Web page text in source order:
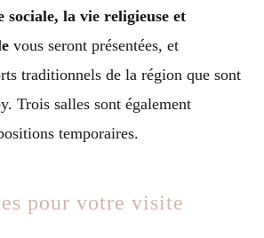
sociale, la vie religieuse et
vous seront présentées, et
traditionnels de la région que sont
Trois salles sont également
temporaires.
pour votre visite